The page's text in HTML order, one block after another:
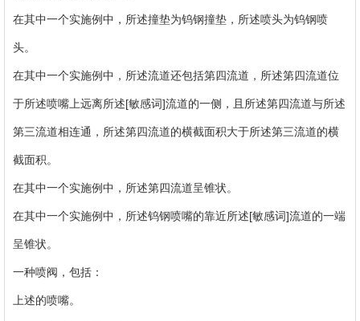
在其中一个实施例中，所述撞垫为钨钢撞垫，所述喷头为钨钢喷
头。
在其中一个实施例中，所述流道还包括第四流道，所述第四流道位
于所述喷嘴上远离所述[敏感词]流道的一侧，且所述第四流道与所述
第三流道相连通，所述第四流道的横截面积大于所述第三流道的横
截面积。
在其中一个实施例中，所述第四流道呈锥状。
在其中一个实施例中，所述钨钢喷嘴的靠近所述[敏感词]流道的一端
呈锥状。
一种喷阀，包括：
上述的喷嘴。